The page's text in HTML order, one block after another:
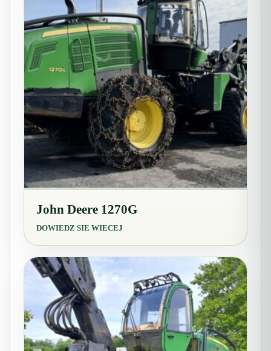
John Deere 1270G
DOWIEDZ SIE WIECEJ